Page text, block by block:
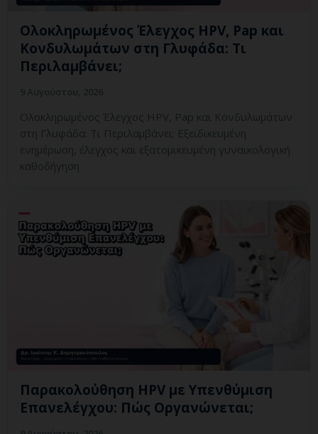
Ολοκληρωμένος Έλεγχος HPV, Pap και
Κονδυλωμάτων στη Γλυφάδα: Τι
Περιλαμβάνει;
Ολοκληρωμένος Έλεγχος HPV, Pap και Κονδυλωμάτων
στη Γλυφάδα: Τι Περιλαμβάνει; Εξειδικευμένη
ενημέρωση, έλεγχος και εξατομικευμένη γυναικολογική
καθοδήγηση
Παρακολούθηση HPV με Υπενθύμιση
Επανελέγχου: Πώς Οργανώνεται;